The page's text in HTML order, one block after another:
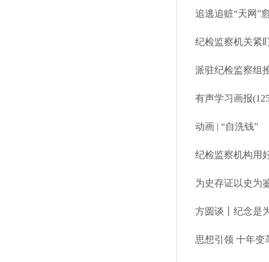
追逃追赃“天网”
纪检监察机关紧
派驻纪检监察组
有声学习画报
动画 | “自洗钱”
纪检监察机构用
为史存证以史为
方圆谈丨纪念是
思想引领 十年变